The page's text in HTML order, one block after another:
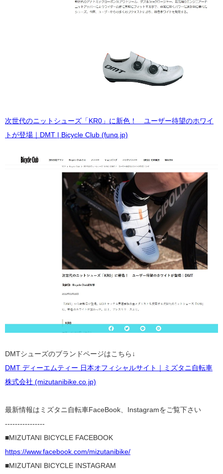
次世代のニットシューズ「KR0」に新色！ ユーザー待望のホワイ
トが登場｜DMT | Bicycle Club (funq.jp)
DMTシューズのブランドページはこちら↓
DMT ディーエムティー 日本オフィシャルサイト｜ミズタニ自転車
株式会社 (mizutanibike.co.jp)
最新情報はミズタニ自転車FaceBook、Instagramをご覧下さい
----------------
■MIZUTANI BICYCLE FACEBOOK
https://www.facebook.com/mizutanibike/
■MIZUTANI BICYCLE INSTAGRAM